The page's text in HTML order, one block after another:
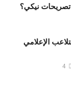
تصريحات نيكي؟
الإعلامي
4